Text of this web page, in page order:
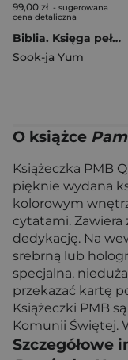
99,00 zł - sugerowana
cena detaliczna
Biblia. Księga pełna mocy. Stary Testament Tom 2
Sook-ja Yum
O książce
Książeczka PMB
pięknie wydana
kolorowym
cytatami. Zawiera
dedykację. Na
srebrną lub
specjalna,
przekazać kartę
Książeczki PMB
Komunii Świętej.
Szczegółowe